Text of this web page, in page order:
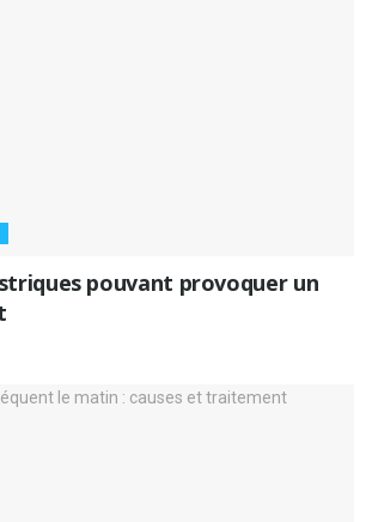
pouvant provoquer un